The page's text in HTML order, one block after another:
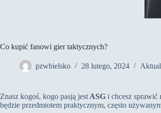
Co kupić fanowi gier taktycznych?
pzwbielsko 28 lutego, 2024
Znasz kogoś, kogo pasją jest ASG i chcesz sprawić
będzie przedmiotem praktycznym, często